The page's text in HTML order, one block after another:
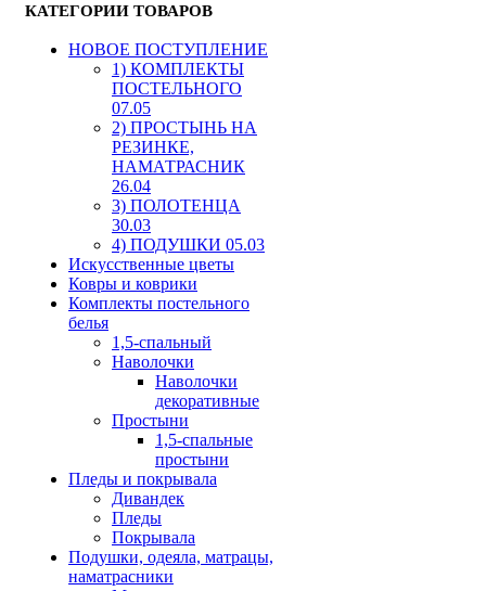
КАТЕГОРИИ ТОВАРОВ
HОВОЕ ПОСТУПЛЕНИЕ
1) КОМПЛЕКТЫ
ПОСТЕЛЬНОГО
07.05
2) ПРОСТЫНЬ НА
РЕЗИНКЕ,
НАМАТРАСНИК
26.04
3) ПОЛОТЕНЦА
30.03
4) ПОДУШКИ 05.03
Искусственные цветы
Ковры и коврики
Комплекты постельного
белья
1,5-спальный
Наволочки
Наволочки
декоративные
Простыни
1,5-спальные
простыни
Пледы и покрывала
Дивандек
Пледы
Покрывала
Подушки, одеяла, матрацы,
наматрасники